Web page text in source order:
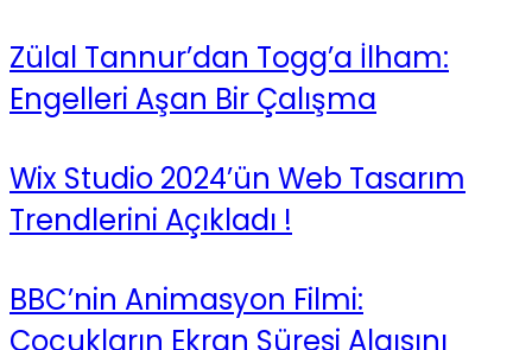
Zülal Tannur’dan Togg’a İlham:
Engelleri Aşan Bir Çalışma
Wix Studio 2024’ün Web Tasarım
Trendlerini Açıkladı !
BBC’nin Animasyon Filmi:
Çocukların Ekran Süresi Algısını